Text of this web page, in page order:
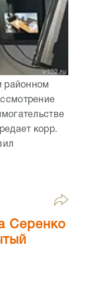
районном
корр.
Серенко